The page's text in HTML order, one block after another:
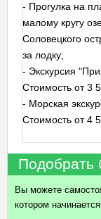
- Прогулка на
малому кругу
Соловецкого
за лодку;
- Экскурсия
Стоимость от 3
- Морская
Стоимость от 4
Подобрать
Вы можете
котором